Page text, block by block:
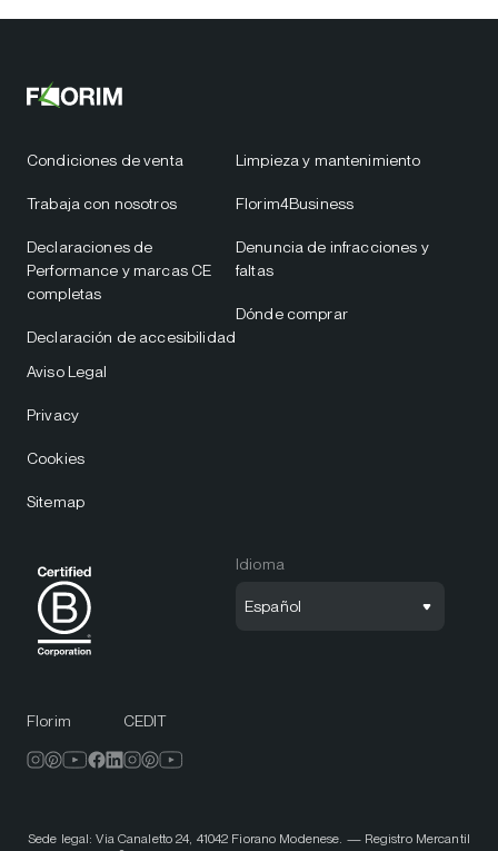
Condiciones de venta
Trabaja con nosotros
Declaraciones de
Performance y marcas CE
completas
Declaración de accesibilidad
Limpieza y mantenimiento
Florim4Business
Denuncia de infracciones y
faltas
Dónde comprar
Aviso Legal
Privacy
Cookies
Sitemap
Idioma
Español
Florim CEDIT
Sede legal: Via Canaletto 24, 41042 Fiorano Modenese. — Registro Mercantil